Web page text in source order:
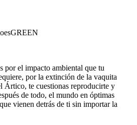
por el impacto ambiental que tu
por la extinción de la vaquita
Ártico, te cuestionas reproducirte y
de todo, el mundo en óptimas
vienen detrás de ti sin importar la